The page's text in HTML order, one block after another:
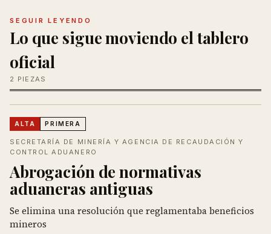
SEGUIR LEYENDO
Lo que sigue moviendo el tablero
oficial
2 PIEZAS
ALTA PRIMERA
SECRETARÍA DE MINERÍA Y AGENCIA DE RECAUDACIÓN Y
CONTROL ADUANERO
Abrogación de normativas
aduaneras antiguas
Se elimina una resolución que reglamentaba beneficios
mineros